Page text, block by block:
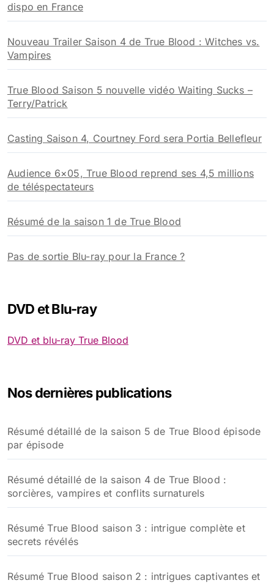
dispo en France
Nouveau Trailer Saison 4 de True Blood : Witches vs.
Vampires
True Blood Saison 5 nouvelle vidéo Waiting Sucks –
Terry/Patrick
Casting Saison 4, Courtney Ford sera Portia Bellefleur
Audience 6×05, True Blood reprend ses 4,5 millions
de téléspectateurs
Résumé de la saison 1 de True Blood
Pas de sortie Blu-ray pour la France ?
DVD et Blu-ray
DVD et blu-ray True Blood
Nos dernières publications
Résumé détaillé de la saison 5 de True Blood épisode
par épisode
Résumé détaillé de la saison 4 de True Blood :
sorcières, vampires et conflits surnaturels
Résumé True Blood saison 3 : intrigue complète et
secrets révélés
Résumé True Blood saison 2 : intrigues captivantes et